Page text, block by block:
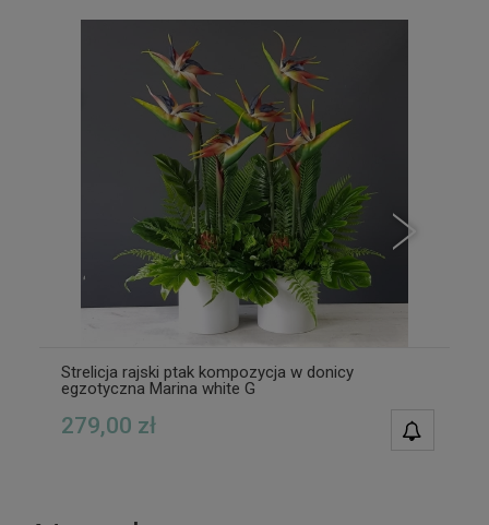
Strelicja rajski ptak kompozycja w donicy
egzotyczna Marina white G
279,00 zł